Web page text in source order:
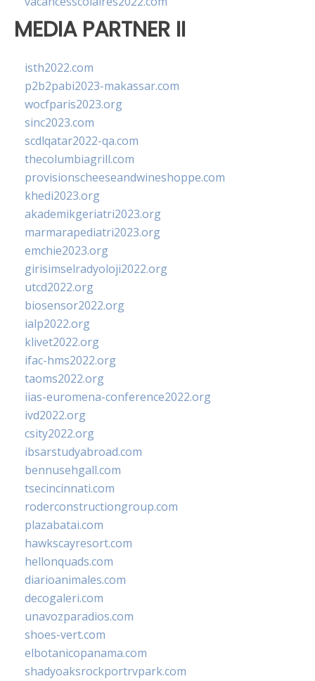
MEDIA PARTNER II
isth2022.com
p2b2pabi2023-makassar.com
wocfparis2023.org
sinc2023.com
scdlqatar2022-qa.com
thecolumbiagrill.com
provisionscheeseandwineshoppe.com
khedi2023.org
akademikgeriatri2023.org
marmarapediatri2023.org
emchie2023.org
girisimselradyoloji2022.org
utcd2022.org
biosensor2022.org
ialp2022.org
klivet2022.org
ifac-hms2022.org
taoms2022.org
iias-euromena-conference2022.org
ivd2022.org
csity2022.org
ibsarstudyabroad.com
bennusehgall.com
tsecincinnati.com
roderconstructiongroup.com
plazabatai.com
hawkscayresort.com
hellonquads.com
diarioanimales.com
decogaleri.com
unavozparadios.com
shoes-vert.com
elbotanicopanama.com
shadyoaksrockportrvpark.com